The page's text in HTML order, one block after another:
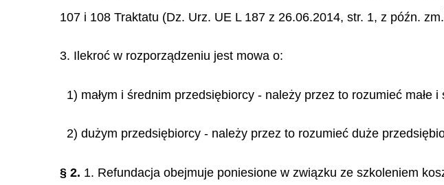
107 i 108 Traktatu (Dz. Urz. UE L 187 z 26.06.2014, str. 1, z późn. zm.
3. Ilekroć w rozporządzeniu jest mowa o:
1) małym i średnim przedsiębiorcy - należy przez to rozumieć
2) dużym przedsiębiorcy - należy przez to rozumieć duże
§ 2. 1. Refundacja obejmuje poniesione w związku ze szkoleniem